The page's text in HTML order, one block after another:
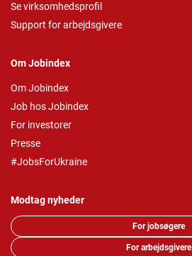
Se virksomhedsprofil
Support for arbejdsgivere
Om Jobindex
Om Jobindex
Job hos Jobindex
For investorer
Presse
#JobsForUkraine
Modtag nyheder
For jobsøgere
For arbejdsgivere